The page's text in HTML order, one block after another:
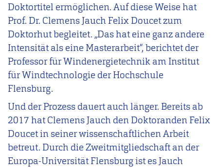
Doktortitel ermöglichen. Auf diese Weise hat
Prof. Dr. Clemens Jauch Felix Doucet zum
Doktorhut begleitet. „Das hat eine ganz andere
Intensität als eine Masterarbeit“, berichtet der
Professor für Windenergietechnik am Institut
für Windtechnologie der Hochschule
Flensburg.
Und der Prozess dauert auch länger. Bereits ab
2017 hat Clemens Jauch den Doktoranden Felix
Doucet in seiner wissenschaftlichen Arbeit
betreut. Durch die Zweitmitgliedschaft an der
Europa-Universität Flensburg ist es Jauch